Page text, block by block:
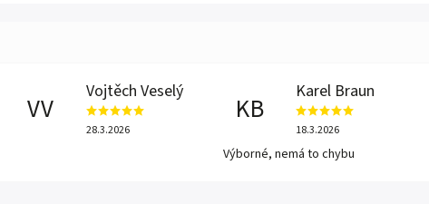
VV
Vojtěch Veselý
28.3.2026
KB
Karel Braun
18.3.2026
Výborné, nemá to chybu